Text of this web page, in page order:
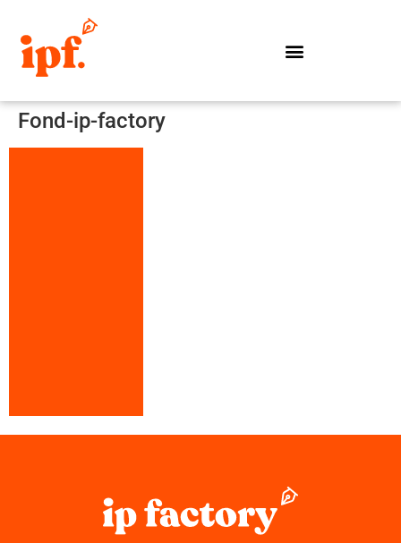
Fond-ip-factory